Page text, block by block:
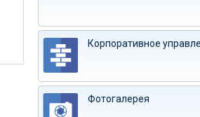
Корпоративное
Фотогалерея